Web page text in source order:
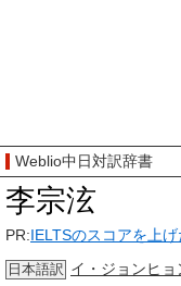
Weblio中日対訳辞書
李宗泫
PR:IELTSのスコアを上
日本語訳 イ・ジョンヒョ